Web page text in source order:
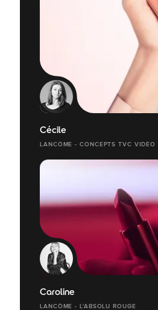
Cécile
LANCÔME - CONCEPTS TVC VIDÉO
Caroline
LANCÔME - L'ABSOLU ROUGE